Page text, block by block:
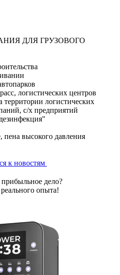
ДЛЯ ГРУЗОВОГО
логистических центров
территории логистических
с/х предприятий
высокого давления
к новостям
дело?
опыта!